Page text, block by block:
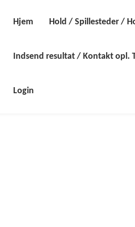
Hjem Hold / Spillesteder /
Indsend resultat / Kontakt opl.
Login